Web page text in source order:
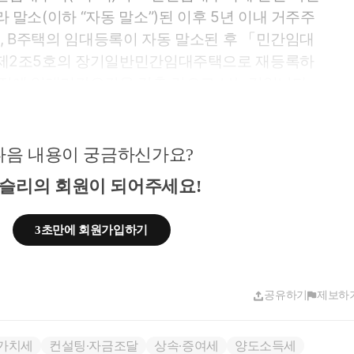
말소(이하 “자동 말소”)된 이후 5년 이내 거주주
주택의 임대등록이 자동 말소된 후 「민간임대
2조5호의 장기일반민간임대주택으로 재등록하
택을 같은 법 제5조제1항에 따라 재등록한 경우
이후(장기임대주택을 2호 이상 임대하는 경우에
득세법 시행령」제155조제20항에 따른 거주주
을 갖추어 거주주택을 양도하는 경우에는 국내
음 내용이 궁금하신가요?
리의 회원이 되어주세요!
3초만에 회원가입하기
공유하기 제보하
치세 컨설팅∙자금조달 상속∙증여세 양도소득세